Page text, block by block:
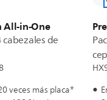
All-in-One
cabezales de
veces más placa*